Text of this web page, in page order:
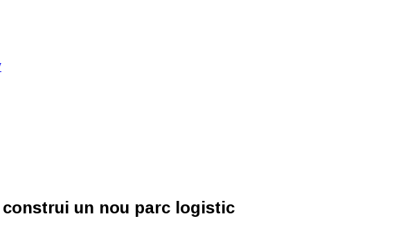
construi un nou parc logistic